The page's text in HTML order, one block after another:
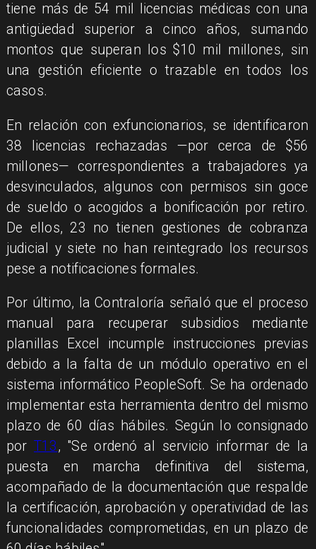
tiene más de 54 mil licencias médicas con una
antigüedad superior a cinco años, sumando
montos que superan los $10 mil millones, sin
una gestión eficiente o trazable en todos los
casos.
En relación con exfuncionarios, se identificaron
38 licencias rechazadas —por cerca de $56
millones— correspondientes a trabajadores ya
desvinculados, algunos con permisos sin goce
de sueldo o acogidos a bonificación por retiro.
De ellos, 23 no tienen gestiones de cobranza
judicial y siete no han reintegrado los recursos
pese a notificaciones formales.
Por último, la Contraloría señaló que el proceso
manual para recuperar subsidios mediante
planillas Excel incumple instrucciones previas
debido a la falta de un módulo operativo en el
sistema informático PeopleSoft. Se ha ordenado
implementar esta herramienta dentro del mismo
plazo de 60 días hábiles. Según lo consignado
porT13, "Se ordenó al servicio informar de la
puesta en marcha definitiva del sistema,
acompañado de la documentación que respalde
la certificación, aprobación y operatividad de las
funcionalidades comprometidas, en un plazo de